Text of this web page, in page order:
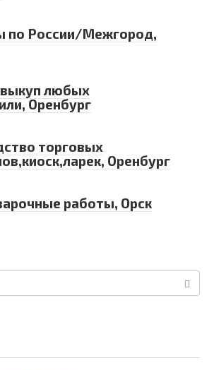
по России/Межгород,
любых
Оренбург
торговых
Оренбург
работы, Орск